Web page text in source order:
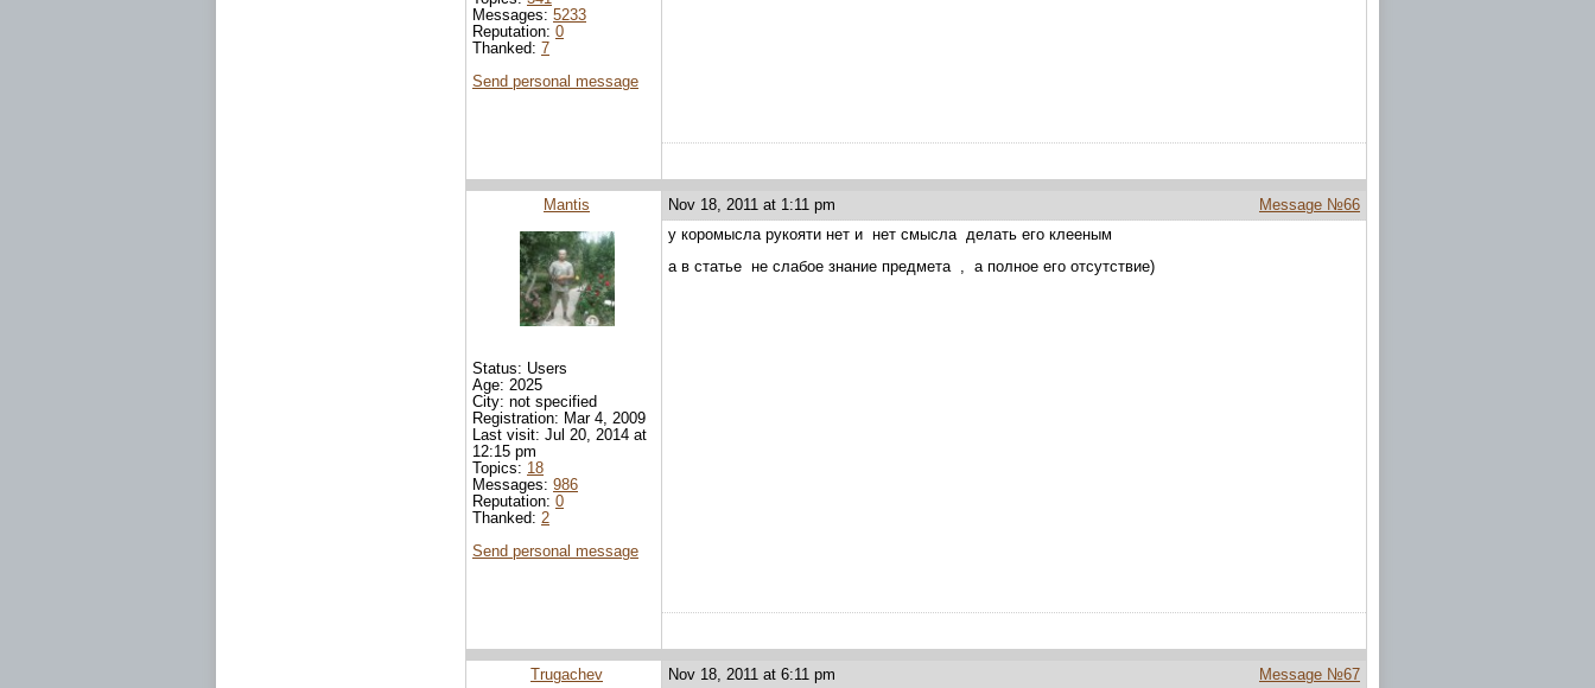
Messages: 5233
Reputation: 0
Thanked: 7
Send personal message
Message №66
Nov 18, 2011 at 1:11 pm
у коромысла рукояти нет и нет смысла делать его клееным
а в статье не слабое знание предмета , а полное его отсутствие)
Mantis
Status: Users
Age: 2025
City: not specified
Registration: Mar 4, 2009
Last visit: Jul 20, 2014 at
12:15 pm
Topics: 18
Messages: 986
Reputation: 0
Thanked: 2
Send personal message
Message №67
Nov 18, 2011 at 6:11 pm
Trugachev